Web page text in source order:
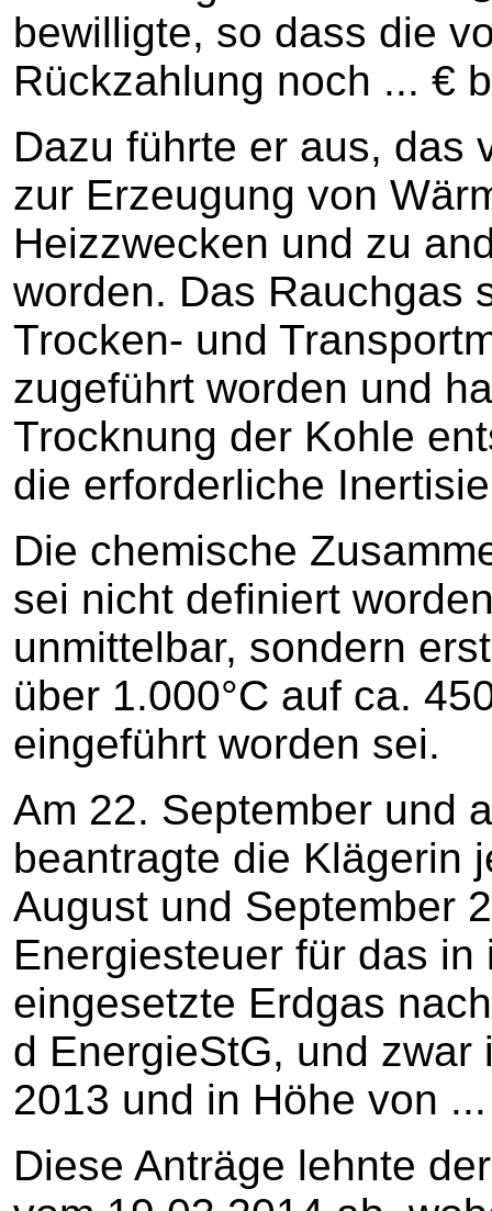
bewilligte, so dass die
Rückzahlung noch ... €
Dazu führte er aus, das
zur Erzeugung von
Heizzwecken und zu
worden. Das Rauchgas
Trocken- und
zugeführt worden und
Trocknung der Kohle
die erforderliche
Die chemische
sei nicht definiert
unmittelbar, sondern
über 1.000°C auf ca.
eingeführt worden sei.
Am 22. September und
beantragte die Klägerin
August und September
Energiesteuer für das
eingesetzte Erdgas
d EnergieStG, und
2013 und in Höhe von
Diese Anträge lehnte